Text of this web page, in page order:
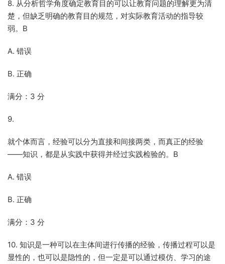
8. 从分析哲学角度确定教育目的可以让教育问题的理解更为清
楚，但缺乏明确的教育目的规范，对实际教育活动的指导较
弱。B
A. 错误
B. 正确
满分：3 分
9.
就个体而言，经验可以分为直接和间接两类，而真正的经验
——知识，都是从实践中获得并经过实践检验的。B
A. 错误
B. 正确
满分：3 分
10. 知识是一种可以在主体间进行传播的经验，传播过程可以是
显性的，也可以是隐性的，但一定是可以通过模仿、学习的途